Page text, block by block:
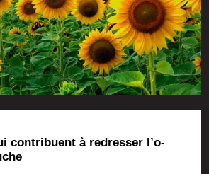
contri­buent à redres­ser l’o­